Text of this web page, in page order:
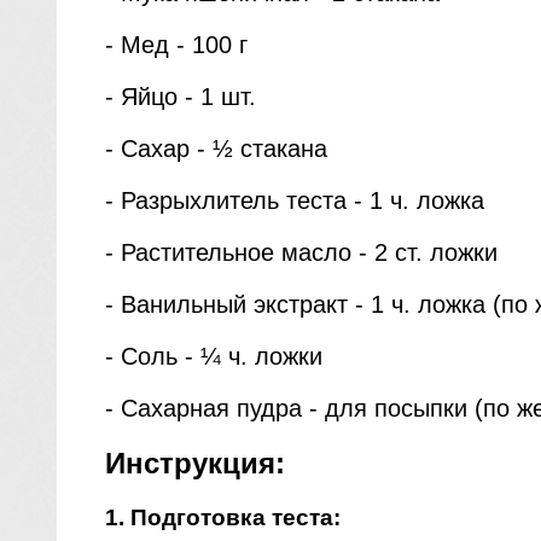
- Мед - 100 г
- Яйцо - 1 шт.
- Сахар - ½ стакана
- Разрыхлитель теста - 1 ч. ложка
- Растительное масло - 2 ст. ложки
- Ванильный экстракт - 1 ч. ложка (по
- Соль - ¼ ч. ложки
- Сахарная пудра - для посыпки (по
Инструкция:
1. Подготовка теста: